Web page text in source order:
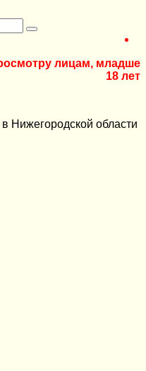
лицам, младше
18 лет
Нижегородской области